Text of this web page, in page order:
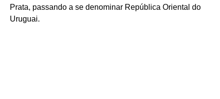
Prata, passando a se denominar República Oriental do
Uruguai.